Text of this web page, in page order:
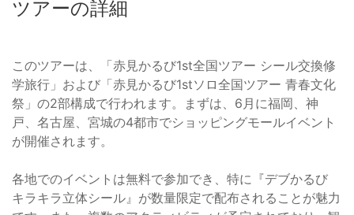
ツアーの詳細
このツアーは、「赤見かるび1st全国ツアー シール交換修
学旅行」および「赤見かるび1stソロ全国ツアー 青春文化
祭」の2部構成で行われます。まずは、6月に福岡、神
戸、名古屋、宮城の4都市でショッピングモールイベント
が開催されます。
各地でのイベントは無料で参加でき、特に『デブかるび
キラキラ立体シール』が数量限定で配布されることが魅力